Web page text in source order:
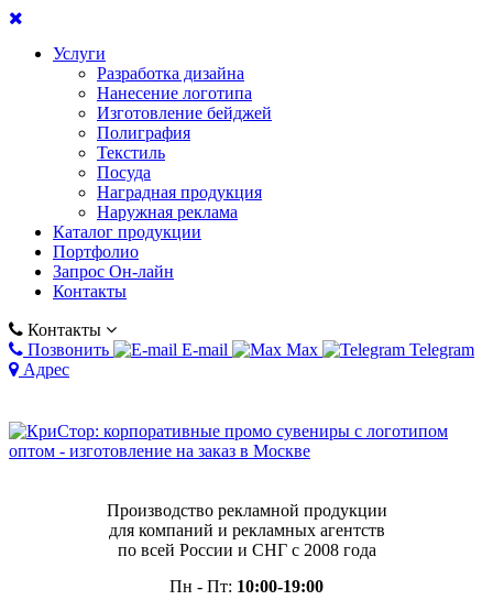
Услуги
Разработка дизайна
Нанесение логотипа
Изготовление бейджей
Полиграфия
Текстиль
Посуда
Наградная продукция
Наружная реклама
Каталог продукции
Портфолио
Запрос Он-лайн
Контакты
Контакты
Позвонить
E-mail Max
Telegram
Адрес
Производство рекламной продукции
для компаний и рекламных агентств
по всей России и СНГ с 2008 года
Пн - Пт: 10:00-19:00